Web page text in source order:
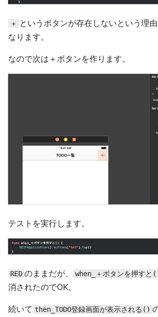
＋ というボタンが存在しないという理
なります。
なので次は＋ボタンを作ります。
テストを実行します。
RED のままだが、 when_＋ボタンを押すと
消されたのでOK。
続いて then_TODO登録画面が表示される()